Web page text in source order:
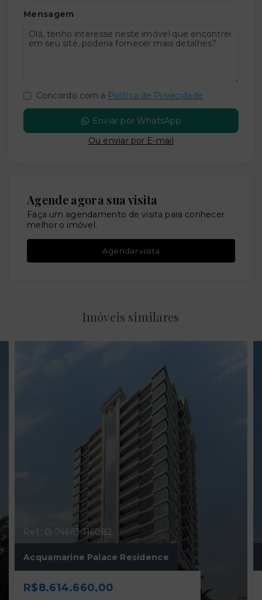
Mensagem
Concordo com a Política de Privacidade
Enviar por WhatsApp
Ou enviar por E-mail
Agende agora sua visita
Faça um agendamento de visita para conhecer
melhor o imóvel.
Agendar visita
Imóveis similares
Ref.: O-74663-116082
Acquamarine Palace Residence
R$8.614.660,00